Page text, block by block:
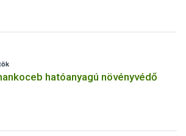
hatóanyagú növényvédő